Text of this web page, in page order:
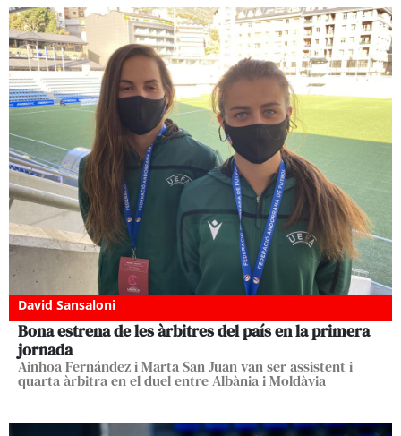
David Sansaloni
Bona estrena de les àrbitres del país en la primera
jornada
Ainhoa Fernández i Marta San Juan van ser assistent i
quarta àrbitra en el duel entre Albània i Moldàvia